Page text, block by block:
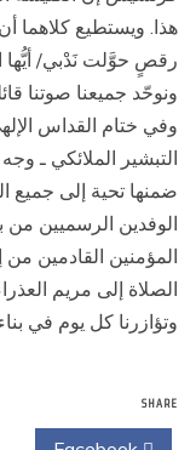
هذا. ويستطيع كلاهما
ونوحّد جميعنا صوتنا
وفي ختام القداس
التبشير الملائكي ـ
ضمنها تحية إلى جميع
الوفدين الرسميين من
المؤمنين القادمين من
الصلاة إلى مريم
وتؤازرنا كل يوم في
SHARE